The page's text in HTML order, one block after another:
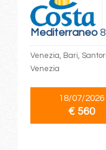
Mediterraneo8
Venezia, Bari,
Venezia
18/07/2026
€ 560